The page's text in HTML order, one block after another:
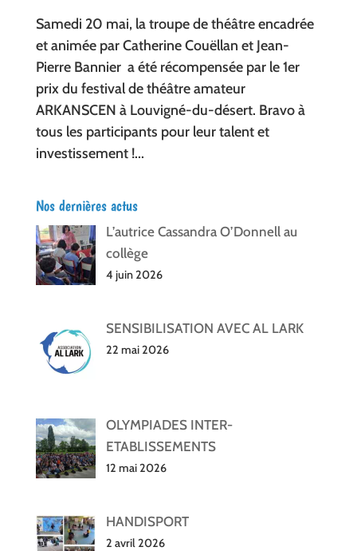
Samedi 20 mai, la troupe de théâtre encadrée
et animée par Catherine Couëllan et Jean-
Pierre Bannier a été récompensée par le 1er
prix du festival de théâtre amateur
ARKANSCEN à Louvigné-du-désert. Bravo à
tous les participants pour leur talent et
investissement !...
Nos dernières actus
L’autrice Cassandra O’Donnell au
collège
4 juin 2026
SENSIBILISATION AVEC AL LARK
22 mai 2026
OLYMPIADES INTER-
ETABLISSEMENTS
12 mai 2026
HANDISPORT
2 avril 2026